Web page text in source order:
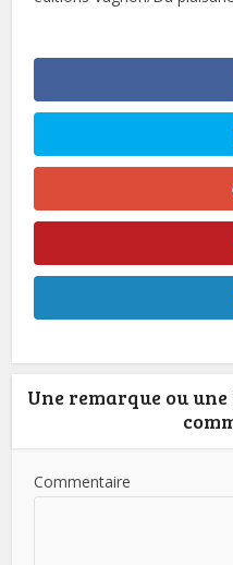
Une remarque ou
Commentaire